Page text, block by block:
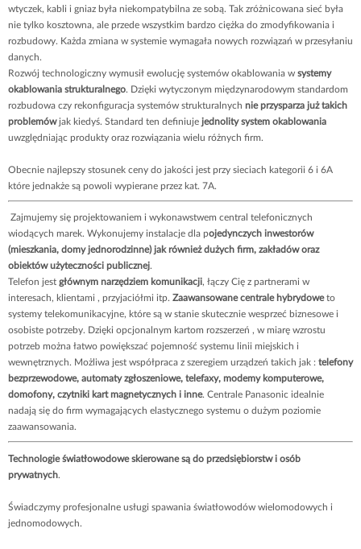
wtyczek, kabli i gniaz była niekompatybilna ze sobą. Tak zróżnicowana sieć była
nie tylko kosztowna, ale przede wszystkim bardzo ciężka do zmodyfikowania i
rozbudowy. Każda zmiana w systemie wymagała nowych rozwiązań w przesyłaniu
danych.
Rozwój technologiczny wymusił ewolucję systemów okablowania w systemy
okablowania strukturalnego. Dzięki wytyczonym międzynarodowym standardom
rozbudowa czy rekonfiguracja systemów strukturalnych nie przysparza już takich
problemówjak kiedyś. Standard ten definiuje jednolity system okablowania
uwzględniając produkty oraz rozwiązania wielu różnych firm.
Obecnie najlepszy stosunek ceny do jakości jest przy sieciach kategorii 6 i 6A
które jednakże są powoli wypierane przez kat. 7A.
Zajmujemy się projektowaniem i wykonawstwem central telefonicznych
wiodących marek. Wykonujemy instalacje dla pojedynczych inwestorów
(mieszkania, domy jednorodzinne) jak również dużych firm, zakładów oraz
obiektów użyteczności publicznej.
Telefon jest głównym narzędziem komunikacji, łączy Cię z partnerami w
interesach, klientami , przyjaciółmi itp. Zaawansowane centrale hybrydoweto
systemy telekomunikacyjne, które są w stanie skutecznie wesprzeć biznesowe i
osobiste potrzeby. Dzięki opcjonalnym kartom rozszerzeń , w miarę wzrostu
potrzeb można łatwo powiększać pojemność systemu linii miejskich i
wewnętrznych. Możliwa jest współpraca z szeregiem urządzeń takich jak : telefony
bezprzewodowe, automaty zgłoszeniowe, telefaxy, modemy komputerowe,
domofony, czytniki kart magnetycznych i inne. Centrale Panasonic idealnie
nadają się do firm wymagających elastycznego systemu o dużym poziomie
zaawansowania.
Technologie światłowodowe skierowane są do przedsiębiorstw i osób
prywatnych.
Świadczymy profesjonalne usługi spawania światłowodów wielomodowych i
jednomodowych.